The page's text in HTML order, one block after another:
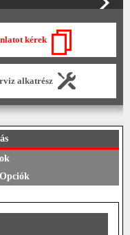
kérek
alkatrész